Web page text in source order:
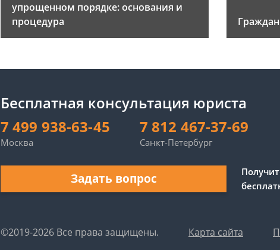
упрощенном порядке: основания и
процедура
Бесплатная консультация юриста
7 499 938-63-45
Москва
7 812 467-37-69
Санкт-Петербург
Задать вопрос
©2019-2026 Все права защищены. Карта сайта